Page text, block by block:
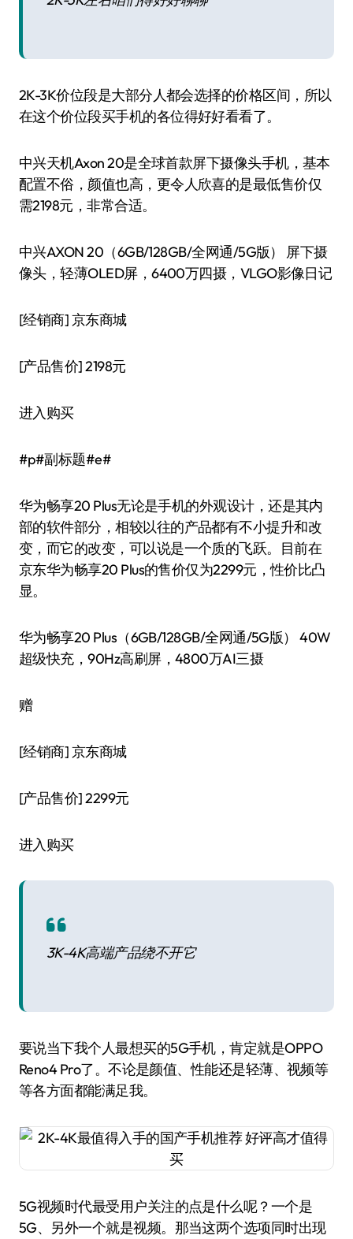
2K-3K价位段是大部分人都会选择的价格区间，所以
在这个价位段买手机的各位得好好看看了。
中兴天机Axon 20是全球首款屏下摄像头手机，基本
配置不俗，颜值也高，更令人欣喜的是最低售价仅
需2198元，非常合适。
中兴AXON 20（6GB/128GB/全网通/5G版） 屏下摄
像头，轻薄OLED屏，6400万四摄，VLGO影像日记
[经销商]京东商城
[产品售价]2198元
进入购买
#p#副标题#e#
华为畅享20 Plus无论是手机的外观设计，还是其内
部的软件部分，相较以往的产品都有不小提升和改
变，而它的改变，可以说是一个质的飞跃。目前在
京东华为畅享20 Plus的售价仅为2299元，性价比凸
显。
华为畅享20 Plus（6GB/128GB/全网通/5G版） 40W
超级快充，90Hz高刷屏，4800万AI三摄
赠
[经销商]京东商城
[产品售价]2299元
进入购买
3K-4K高端产品绕不开它
要说当下我个人最想买的5G手机，肯定就是OPPO
Reno4 Pro了。不论是颜值、性能还是轻薄、视频等
等各方面都能满足我。
5G视频时代最受用户关注的点是什么呢？一个是
5G、另外一个就是视频。那当这两个选项同时出现